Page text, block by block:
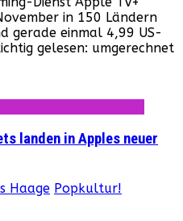
in 150 Ländern
gerade einmal 4,99 US-
gelesen: umgerechnet
landen in Apples neuer
Haage Popkultur!